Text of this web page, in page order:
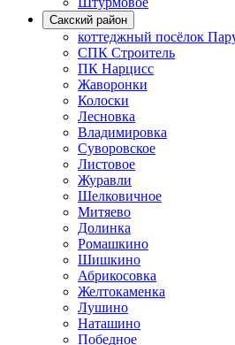
Сакский район
коттеджный посёлок
СПК Строитель
ПК Нарцисс
Жаворонки
Колоски
Лесновка
Владимировка
Суворовское
Листовое
Журавли
Шелковичное
Митяево
Долинка
Ромашкино
Шишкино
Абрикосовка
Желтокаменка
Лушино
Наташино
Победное